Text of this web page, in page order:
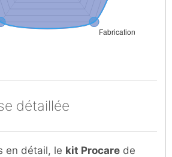
détaillée
en détail, le kit Procare de